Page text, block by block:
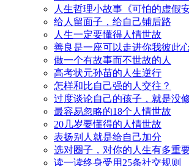
人生哲理小故事《可怕的虚假安
给人留面子，给自己铺后路
人生一定要懂得人情世故
善良是一座可以走进你我彼此
做一个有故事而不世故的人
高考状元孙苗的人生逆行
怎样和比自己强的人交往？
过度谈论自己的孩子，就是没
最容易忽略的18个人情世故
20几岁要懂得的人情世故
表扬别人就是给自己加分
选对圈子，对你的人生有多重
读一读终身受用25条社交规则